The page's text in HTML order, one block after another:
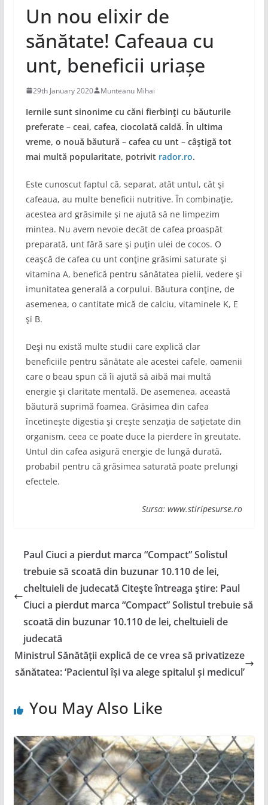
Un nou elixir de
sănătate! Cafeaua cu
unt, beneficii uriașe
29th January 2020 Munteanu Mihai
Iernile sunt sinonime cu căni fierbinţi cu băuturile
preferate – ceai, cafea, ciocolată caldă. În ultima
vreme, o nouă băutură – cafea cu unt – câştigă tot
mai multă popularitate, potrivit rador.ro.
Este cunoscut faptul că, separat, atât untul, cât şi
cafeaua, au multe beneficii nutritive. În combinaţie,
acestea ard grăsimile şi ne ajută să ne limpezim
mintea. Nu avem nevoie decât de cafea proaspăt
preparată, unt fără sare şi puţin ulei de cocos. O
ceaşcă de cafea cu unt conţine grăsimi saturate şi
vitamina A, benefică pentru sănătatea pielii, vedere şi
imunitatea generală a corpului. Băutura conţine, de
asemenea, o cantitate mică de calciu, vitaminele K, E
şi B.
Deşi nu există multe studii care explică clar
beneficiile pentru sănătate ale acestei cafele, oamenii
care o beau spun că îi ajută să aibă mai multă
energie şi claritate mentală. De asemenea, această
băutură suprimă foamea. Grăsimea din cafea
încetineşte digestia şi creşte senzaţia de saţietate din
organism, ceea ce poate duce la pierdere în greutate.
Untul din cafea asigură energie de lungă durată,
probabil pentru că grăsimea saturată poate prelungi
efectele.
Sursa: www.stiripesurse.ro
Paul Ciuci a pierdut marca “Compact” Solistul
trebuie să scoată din buzunar 10.110 de lei,
cheltuieli de judecată Citeşte întreaga ştire: Paul
Ciuci a pierdut marca “Compact” Solistul trebuie să
scoată din buzunar 10.110 de lei, cheltuieli de
judecată
Ministrul Sănătății explică de ce vrea să privatizeze
sănătatea: ‘Pacientul își va alege spitalul și medicul’
You May Also Like